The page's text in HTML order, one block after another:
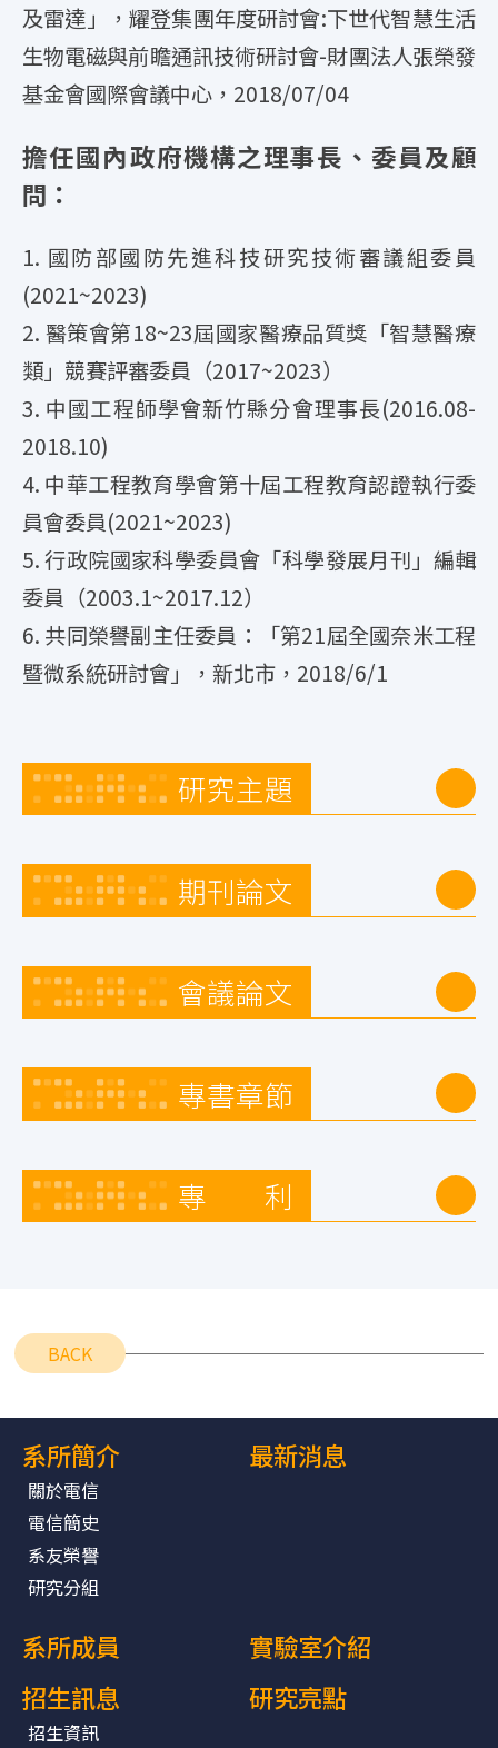
及雷達」，耀登集團年度研討會:下世代智慧生活
生物電磁與前瞻通訊技術研討會-財團法人張榮發
基金會國際會議中心，2018/07/04
擔任國內政府機構之理事長、委員及顧
問：
1. 國防部國防先進科技研究技術審議組委員
(2021~2023)
2. 醫策會第18~23屆國家醫療品質獎「智慧醫療
類」競賽評審委員（2017~2023）
3. 中國工程師學會新竹縣分會理事長(2016.08-
2018.10)
4. 中華工程教育學會第十屆工程教育認證執行委
員會委員(2021~2023)
5. 行政院國家科學委員會「科學發展月刊」編輯
委員（2003.1~2017.12）
6. 共同榮譽副主任委員：「第21屆全國奈米工程
暨微系統研討會」，新北市，2018/6/1
研究主題
期刊論文
會議論文
專書章節
專 利
BACK
系所簡介
關於電信
電信簡史
系友榮譽
研究分組
最新消息
系所成員
實驗室介紹
招生訊息
招生資訊
研究亮點